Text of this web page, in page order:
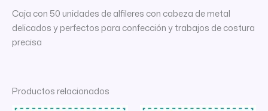
cantidad
Caja con 50 unidades de alfileres con cabeza de metal
delicados y perfectos para confección y trabajos de costura
precisa
Productos relacionados